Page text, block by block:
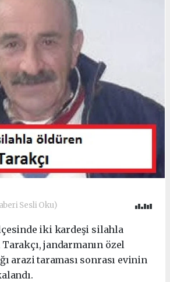
Sesli Oku)
iki kardeşi silahla
jandarmanın özel
arazi taraması sonrası evinin